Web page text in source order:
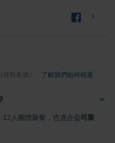
料來源） 了解我們如何精選
12人團體聚餐，也適合公司聚